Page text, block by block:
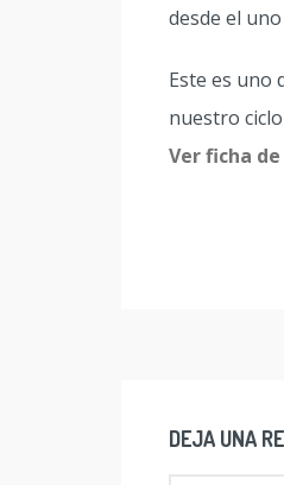
desde el
Este es uno
nuestro
Ver ficha
DEJA UNA